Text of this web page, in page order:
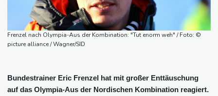
Absteiger schlägt Aufsteiger: Heidenheim siegt turbulent
Frenzel nach Olympia-Aus der Kombination: "Tut enorm weh" / Foto: ©
picture alliance / Wagner/SID
Bundestrainer Eric Frenzel hat mit großer Enttäuschung
auf das Olympia-Aus der Nordischen Kombination reagiert.